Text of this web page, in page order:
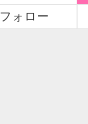
フォロー